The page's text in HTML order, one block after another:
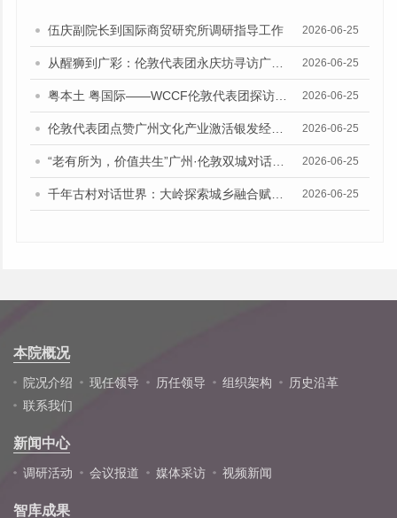
伍庆副院长到国际商贸研究所调研指导工作 2026-06-25
从醒狮到广彩：伦敦代表团永庆坊寻访广州“老城市新活力”的传承密码 2026-06-25
粤本土 粤国际——WCCF伦敦代表团探访天河猎德社区 2026-06-25
伦敦代表团点赞广州文化产业激活银发经济“四重奏”创新路径 2026-06-25
“老有所为，价值共生”广州·伦敦双城对话在银发智创空间举行 2026-06-25
千年古村对话世界：大岭探索城乡融合赋能银发经济新路径 2026-06-25
本院概况
院况介绍 现任领导 历任领导 组织架构
历史沿革
联系我们
新闻中心
调研活动 会议报道 媒体采访 视频新闻
智库成果